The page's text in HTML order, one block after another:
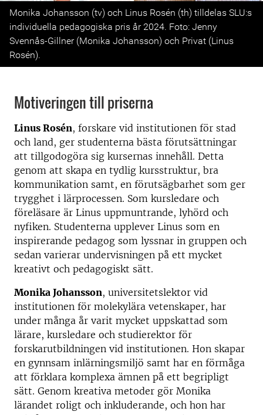
Previous
Next
Monika Johansson (tv) och Linus Rosén (th) tilldelas SLU:s
individuella pedagogiska pris år 2024. Foto: Jenny
Svennås-Gillner (Monika Johansson) och Privat (Linus
Rosén).
Motiveringen till priserna
Linus Rosén, forskare vid institutionen för stad
och land, ger studenterna bästa förutsättningar
att tillgodogöra sig kursernas innehåll. Detta
genom att skapa en tydlig kursstruktur, bra
kommunikation samt, en förutsägbarhet som ger
trygghet i lärprocessen. Som kursledare och
föreläsare är Linus uppmuntrande, lyhörd och
nyfiken. Studenterna upplever Linus som en
inspirerande pedagog som lyssnar in gruppen och
sedan varierar undervisningen på ett mycket
kreativt och pedagogiskt sätt.
Monika Johansson, universitetslektor vid
institutionen för molekylära vetenskaper, har
under många år varit mycket uppskattad som
lärare, kursledare och studierektor för
forskarutbildningen vid institutionen. Hon skapar
en gynnsam inlärningsmiljö samt har en förmåga
att förklara komplexa ämnen på ett begripligt
sätt. Genom kreativa metoder gör Monika
lärandet roligt och inkluderande, och hon har